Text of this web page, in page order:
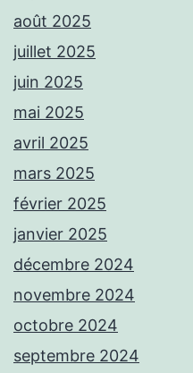
août 2025
juillet 2025
juin 2025
mai 2025
avril 2025
mars 2025
février 2025
janvier 2025
décembre 2024
novembre 2024
octobre 2024
septembre 2024